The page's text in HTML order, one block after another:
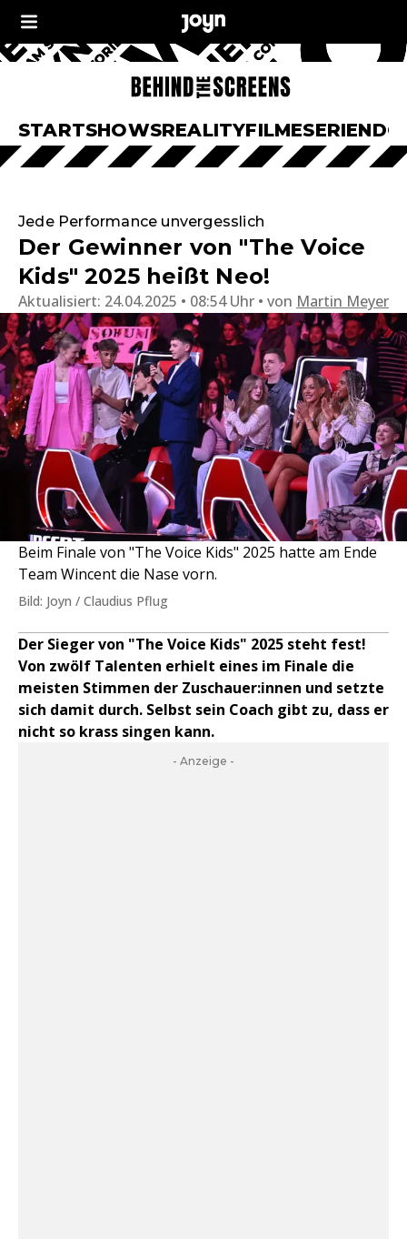
STARTSHOWSREALITYFILMESERIEN
Jede Performance unvergesslich
Der Gewinner von "The Voice
Kids" 2025 heißt Neo!
Aktualisiert: 24.04.2025 • 08:54 Uhr von Martin Meyer
Beim Finale von "The Voice Kids" 2025 hatte am Ende
Team Wincent die Nase vorn.
Bild: Joyn / Claudius Pflug
Der Sieger von "The Voice Kids" 2025 steht fest!
Von zwölf Talenten erhielt eines im Finale die
meisten Stimmen der Zuschauer:innen und setzte
sich damit durch. Selbst sein Coach gibt zu, dass er
nicht so krass singen kann.
- Anzeige -